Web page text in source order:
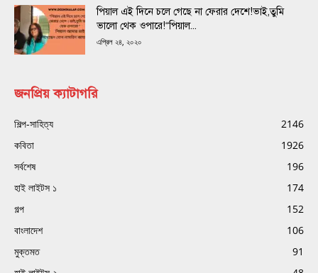
পিয়াল এই দিনে চলে গেছে না ফেরার দেশে!ভাই,তুমি
ভালো থেক ওপারে!“পিয়াল...
এপ্রিল ২৪, ২০২০
জনপ্রিয় ক্যাটাগরি
শিল্প-সাহিত্য
2146
কবিতা
1926
সর্বশেষ
196
হাই লাইটস ১
174
গল্প
152
বাংলাদেশ
106
মুক্তমত
91